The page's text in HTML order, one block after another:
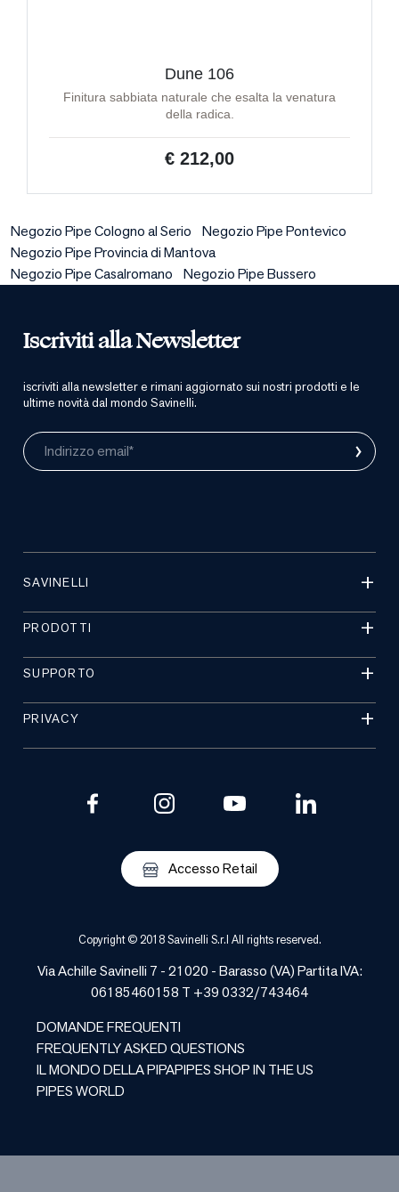
Dune 106
Finitura sabbiata naturale che esalta la venatura
della radica.
€ 212,00
Negozio Pipe Cologno al Serio
Negozio Pipe Pontevico
Negozio Pipe Provincia di Mantova
Negozio Pipe Casalromano
Negozio Pipe Bussero
Iscriviti alla Newsletter
iscriviti alla newsletter e rimani aggiornato sui nostri prodotti e le
ultime novità dal mondo Savinelli.
Indirizzo email* ›
SAVINELLI
PRODOTTI
SUPPORTO
PRIVACY
Accesso Retail
Copyright © 2018 Savinelli S.r.l All rights reserved.
Via Achille Savinelli 7 - 21020 -Barasso(VA) Partita IVA:
06185460158 T +39 0332/743464
DOMANDE FREQUENTI
FREQUENTLY ASKED QUESTIONS
IL MONDO DELLA PIPAPIPES SHOP IN THE US
PIPES WORLD